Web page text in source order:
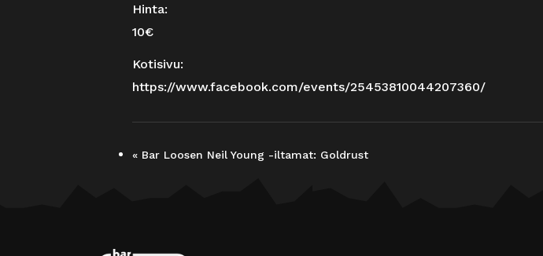
Hinta:
10€
Kotisivu:
https://www.facebook.com/events/25453810044207360/
« Bar Loosen Neil Young -iltamat: Goldrust